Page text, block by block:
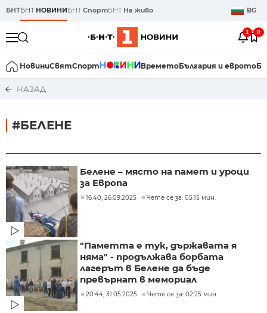
БНТБНТ НОВИНИБНТСпортБНТ На живо BG
1 0
НовиниСвятСпорт ВреметоБългария и еврото
НАЗАД
#БЕЛЕНЕ
Белене – място на памет и уроци
за Европа
16:40, 26.09.2025 Чете се за: 05:15 мин.
"Паметта е тук, държавата я
няма" - продължава борбата
лагерът в Белене да бъде
превърнат в мемориал
20:44, 31.05.2025 Чете се за: 02:25 мин.